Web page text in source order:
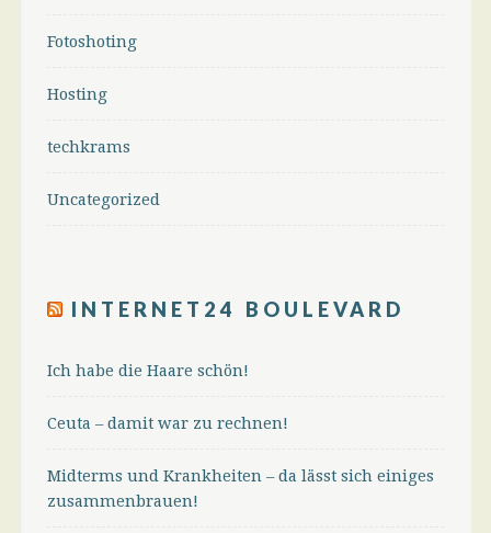
Fotoshoting
Hosting
techkrams
Uncategorized
INTERNET24 BOULEVARD
Ich habe die Haare schön!
Ceuta – damit war zu rechnen!
Midterms und Krankheiten – da lässt sich einiges
zusammenbrauen!